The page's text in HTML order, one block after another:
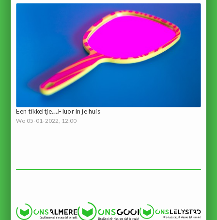
Een tikkeltje.....Fluor in je huis
Wo 05-01-2022, 12:00